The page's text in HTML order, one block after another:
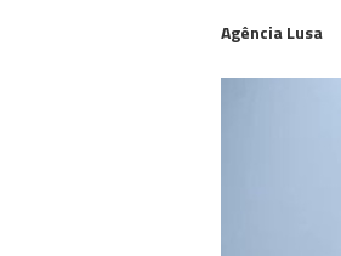
Agência Lusa